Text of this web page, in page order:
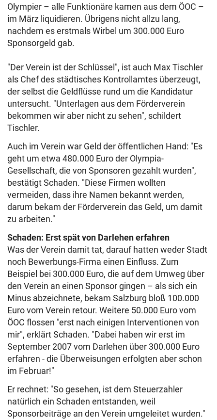
Olympier – alle Funktionäre kamen aus dem ÖOC –
im März liquidieren. Übrigens nicht allzu lang,
nachdem es erstmals Wirbel um 300.000 Euro
Sponsorgeld gab.
"Der Verein ist der Schlüssel", ist auch Max Tischler
als Chef des städtisches Kontrollamtes überzeugt,
der selbst die Geldflüsse rund um die Kandidatur
untersucht. "Unterlagen aus dem Förderverein
bekommen wir aber nicht zu sehen", schildert
Tischler.
Auch im Verein war Geld der öffentlichen Hand: "Es
geht um etwa 480.000 Euro der Olympia-
Gesellschaft, die von Sponsoren gezahlt wurden",
bestätigt Schaden. "Diese Firmen wollten
vermeiden, dass ihre Namen bekannt werden,
darum bekam der Förderverein das Geld, um damit
zu arbeiten."
Schaden: Erst spät von Darlehen erfahren
Was der Verein damit tat, darauf hatten weder Stadt
noch Bewerbungs-Firma einen Einfluss. Zum
Beispiel bei 300.000 Euro, die auf dem Umweg über
den Verein an einen Sponsor gingen – als sich ein
Minus abzeichnete, bekam Salzburg bloß 100.000
Euro vom Verein retour. Weitere 50.000 Euro vom
ÖOC flossen "erst nach einigen Interventionen von
mir", erklärt Schaden. "Dabei haben wir erst im
September 2007 vom Darlehen über 300.000 Euro
erfahren - die Überweisungen erfolgten aber schon
im Februar!"
Er rechnet: "So gesehen, ist dem Steuerzahler
natürlich ein Schaden entstanden, weil
Sponsorbeiträge an den Verein umgeleitet wurden."